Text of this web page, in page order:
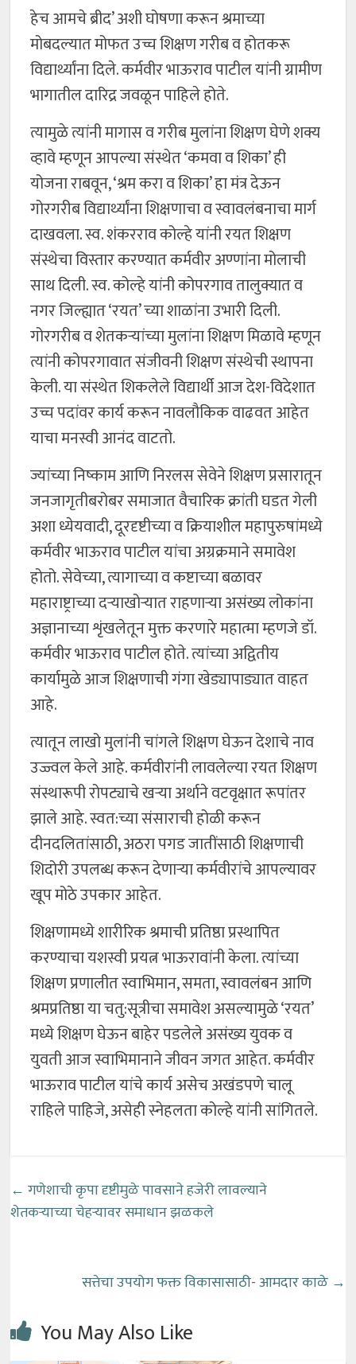
हेच आमचे ब्रीद’ अशी घोषणा करून श्रमाच्या
मोबदल्यात मोफत उच्च शिक्षण गरीब व होतकरू
विद्यार्थ्यांना दिले. कर्मवीर भाऊराव पाटील यांनी ग्रामीण
भागातील दारिद्र जवळून पाहिले होते.
त्यामुळे त्यांनी मागास व गरीब मुलांना शिक्षण घेणे शक्य
व्हावे म्हणून आपल्या संस्थेत ‘कमवा व शिका’ ही
योजना राबवून, ‘श्रम करा व शिका’ हा मंत्र देऊन
गोरगरीब विद्यार्थ्यांना शिक्षणाचा व स्वावलंबनाचा मार्ग
दाखवला. स्व. शंकरराव कोल्हे यांनी रयत शिक्षण
संस्थेचा विस्तार करण्यात कर्मवीर अण्णांना मोलाची
साथ दिली. स्व. कोल्हे यांनी कोपरगाव तालुक्यात व
नगर जिल्ह्यात ‘रयत’ च्या शाळांना उभारी दिली.
गोरगरीब व शेतकऱ्यांच्या मुलांना शिक्षण मिळावे म्हणून
त्यांनी कोपरगावात संजीवनी शिक्षण संस्थेची स्थापना
केली. या संस्थेत शिकलेले विद्यार्थी आज देश-विदेशात
उच्च पदांवर कार्य करून नावलौकिक वाढवत आहेत
याचा मनस्वी आनंद वाटतो.
ज्यांच्या निष्काम आणि निरलस सेवेने शिक्षण प्रसारातून
जनजागृतीबरोबर समाजात वैचारिक क्रांती घडत गेली
अशा ध्येयवादी, दूरदृष्टीच्या व क्रियाशील महापुरुषांमध्ये
कर्मवीर भाऊराव पाटील यांचा अग्रक्रमाने समावेश
होतो. सेवेच्या, त्यागाच्या व कष्टाच्या बळावर
महाराष्ट्राच्या दऱ्याखोऱ्यात राहणाऱ्या असंख्य लोकांना
अज्ञानाच्या शृंखलेतून मुक्त करणारे महात्मा म्हणजे डॉ.
कर्मवीर भाऊराव पाटील होते. त्यांच्या अद्वितीय
कार्यामुळे आज शिक्षणाची गंगा खेड्यापाड्यात वाहत
आहे.
त्यातून लाखो मुलांनी चांगले शिक्षण घेऊन देशाचे नाव
उज्ज्वल केले आहे. कर्मवीरांनी लावलेल्या रयत शिक्षण
संस्थारूपी रोपट्याचे खऱ्या अर्थाने वटवृक्षात रूपांतर
झाले आहे. स्वत:च्या संसाराची होळी करून
दीनदलितांसाठी, अठरा पगड जातींसाठी शिक्षणाची
शिदोरी उपलब्ध करून देणाऱ्या कर्मवीरांचे आपल्यावर
खूप मोठे उपकार आहेत.
शिक्षणामध्ये शारीरिक श्रमाची प्रतिष्ठा प्रस्थापित
करण्याचा यशस्वी प्रयत्न भाऊरावांनी केला. त्यांच्या
शिक्षण प्रणालीत स्वाभिमान, समता, स्वावलंबन आणि
श्रमप्रतिष्ठा या चतु:सूत्रीचा समावेश असल्यामुळे ‘रयत’
मध्ये शिक्षण घेऊन बाहेर पडलेले असंख्य युवक व
युवती आज स्वाभिमानाने जीवन जगत आहेत. कर्मवीर
भाऊराव पाटील यांचे कार्य असेच अखंडपणे चालू
राहिले पाहिजे, असेही स्नेहलता कोल्हे यांनी सांगितले.
← गणेशाची कृपा दृष्टीमुळे पावसाने हजेरी लावल्याने
शेतकऱ्याच्या चेहऱ्यावर समाधान झळकले
सत्तेचा उपयोग फक्त विकासासाठी- आमदार काळे →
You May Also Like